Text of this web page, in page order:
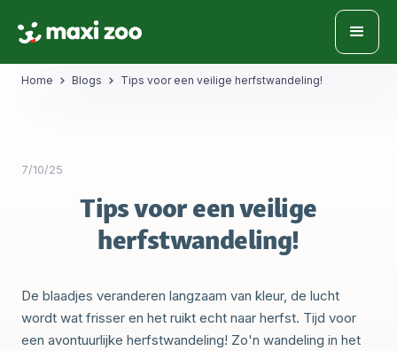
Home Blogs Tips voor een veilige herfstwandeling!
7/10/25
Tips voor een veilige
herfstwandeling!
De blaadjes veranderen langzaam van kleur, de lucht
wordt wat frisser en het ruikt echt naar herfst. Tijd voor
een avontuurlijke herfstwandeling! Zo'n wandeling in het